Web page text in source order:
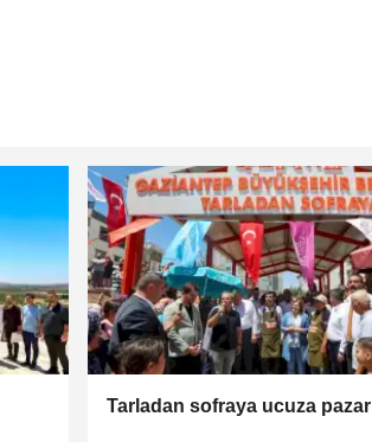
Tarladan sofraya ucuza pazar